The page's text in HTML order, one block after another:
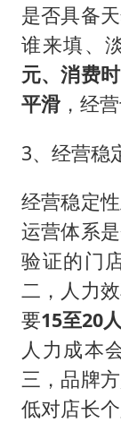
是否具备
谁来填、
元、消费
平滑，经营
3、经营稳
经营稳定
运营体系
验证的门
二，人力
要15至20人
人力成本
三，品牌
低对店长